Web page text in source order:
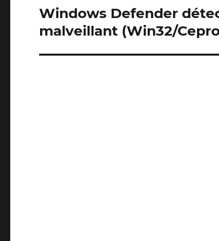
Publication
suivante :
Windows Defender
malveillant (Win32/